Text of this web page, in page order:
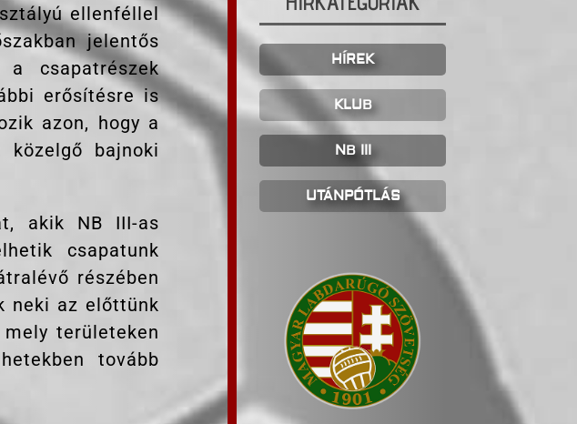
ellenféllel
jelentős
csapatrészek
erősítésre is
azon, hogy a
közelgő bajnoki
akik NB III-as
csapatunk
részében
neki az előttünk
területeken
tovább
HÍREK
KLUB
NB III
UTÁNPÓTLÁS